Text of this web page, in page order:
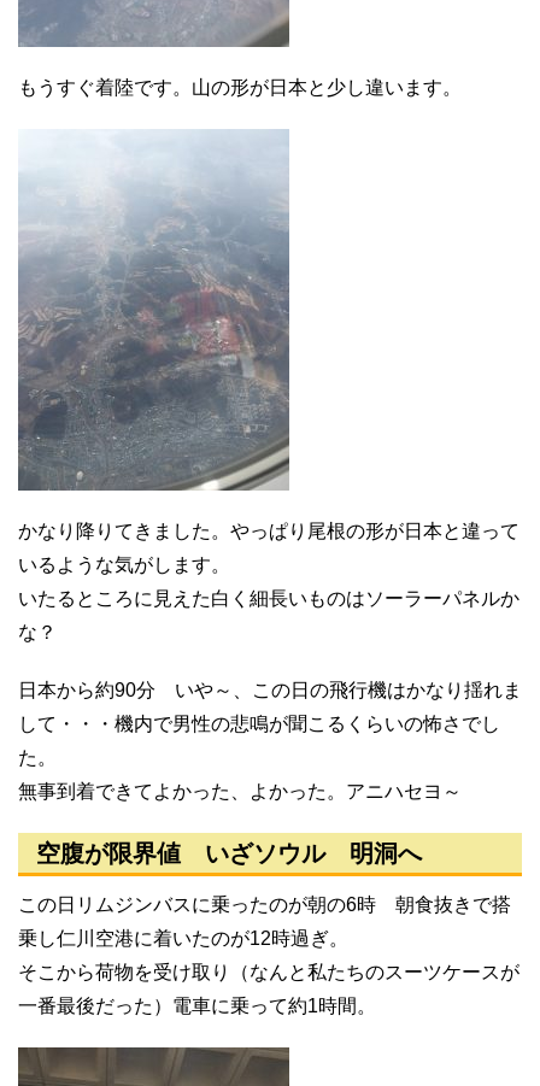
もうすぐ着陸です。山の形が日本と少し違います。
かなり降りてきました。やっぱり尾根の形が日本と違って
いるような気がします。
いたるところに見えた白く細長いものはソーラーパネルか
な？
日本から約90分 いや～、この日の飛行機はかなり揺れま
して・・・機内で男性の悲鳴が聞こるくらいの怖さでし
た。
無事到着できてよかった、よかった。アニハセヨ～
空腹が限界値 いざソウル 明洞へ
この日リムジンバスに乗ったのが朝の6時 朝食抜きで搭
乗し仁川空港に着いたのが12時過ぎ。
そこから荷物を受け取り（なんと私たちのスーツケースが
一番最後だった）電車に乗って約1時間。